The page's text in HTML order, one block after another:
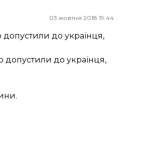
03 жовтня 2018 19:44
до українця,
до українця,